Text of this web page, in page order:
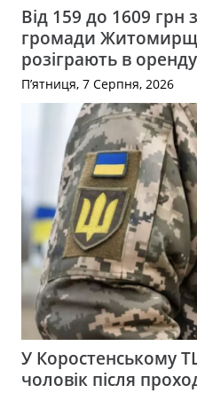
Від 159 до 1609 грн
громади
розіграють в
П’ятниця, 7 Серпня, 2026
У Коростенському
чоловік після